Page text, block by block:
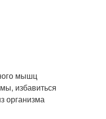
мышц
избавиться
организма